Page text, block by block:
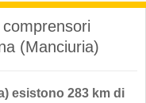
(Manciuria)
esistono 283 km di